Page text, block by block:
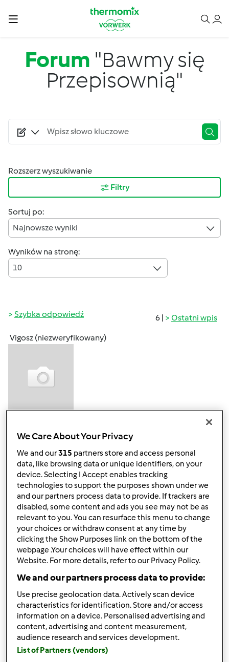
Forum "Bawmy się
Przepisownią"
Rozszerz wyszukiwanie
Filtry
Sortuj po:
Najnowsze wyniki
Wyników na stronę:
10
6 | Ostatni wpis
Szybka odpowiedź
Vigosz (niezweryfikowany)
#1
Przepisownia jest miejscem skupiającym tych których
bawi przygotowywanie potraw przy pomocy
Thermomixu.
Zamieszczamy ulubione nasze przepisy jak i wczytujemy
się w zamieszczone przez Was przepisy
aby uatrakcyjnić nasze kulinarne poletko.Z własnego
doświadczenia jak i z opini kilku użytkowników wiem
że zamieszczający przepisy mają pewien
niedosyt.Mianowicie nie wiemy czy nasze przepisy warte
są uwagi.
Mamy podaną liczbę odsłon przepisu ale,nie wiemy co o
tym sadzicie.
Dlatego mam Apel Propozycję aby przepisownia ożyła
We Care About Your Privacy
We and our315 partners store and access personal
data, like browsing data or unique identifiers, on your
device. Selecting I Accept enables tracking
technologies to support the purposes shown under we
and our partners process data to provide. If trackers are
disabled, some content and ads you see may not be as
relevant to you. You can resurface this menu to change
your choices or withdraw consent at any time by
clicking the Show Purposes link on the bottom of the
webpage .Your choices will have effect within our
Website. For more details, refer to our Privacy Policy.
We and our partners process data to provide:
Use precise geolocation data. Actively scan device
characteristics for identification. Store and/or access
information on a device. Personalised advertising and
content, advertising and content measurement,
audience research and services development.
List of Partners (vendors)